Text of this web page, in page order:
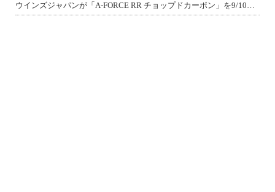
ウインズジャパンが「A-FORCE RR チョップドカーボン」を9/10発売！